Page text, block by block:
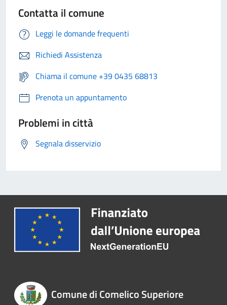
Contatta il comune
Leggi le domande frequenti
Richiedi Assistenza
Chiama il comune +39 0435 68813
Prenota un appuntamento
Problemi in città
Segnala disservizio
Comune di Comelico Superiore